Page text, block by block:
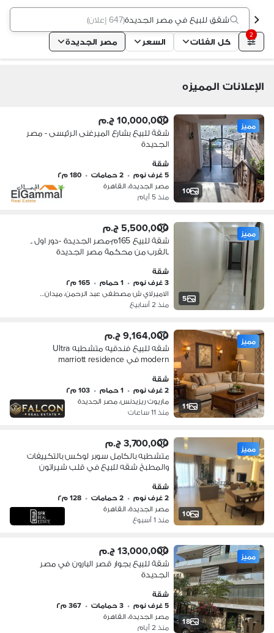
شقق للبيع في مصر الجديدة(647 إعلان )
2
كل الفئات السعر مصر الجديدة
الإعلانات المميزه
10
مميز 10,000,000 ج.م
شقة للبيع بشارع الميرغنى الرئيسى - مصر
الجديدة
شقة
5 غرف نوم
• 2 حمامات • 180 م٢
مصر الجديدة، القاهرة
منذ 5 أيام
5
مميز 5,500,000 ج.م
شقة للبيع 165م-مصر الجديدة -دور اول ـ
بالقرب من محكمة مصر الجديدة
شقة
3 غرف نوم
• 1 حمام • 165 م٢
الاميرلاي ش مصطفى عبد الرحمن، ميدان…
منذ 2 أسابيع
11
مميز 9,164,000 ج.م
شقه للبيع فندقيه متشطبه Ultra
modern في marriott residence
ستنر الماظه
شقة
2 غرف نوم
• 1 حمام • 103 م٢
ماريوت ريزيدنس، مصر الجديدة
منذ 11 ساعات
10
مميز 3,700,000 ج.م
متشطبه بالكامل سوبر لوكس بالتكييفات
والمطبخ شقه للبيع في قلب شيراتون
الماظه دقايق من مطار القاهره
شقة
2 غرف نوم
• 2 حمامات • 128 م٢
مصر الجديدة، القاهرة
منذ 1 أسبوع
18
مميز 13,000,000 ج.م
شقة للبيع بجوار قصر البارون في مصر
الجديدة
شقة
5 غرف نوم
• 3 حمامات • 367 م٢
مصر الجديدة، القاهرة
منذ 2 أيام